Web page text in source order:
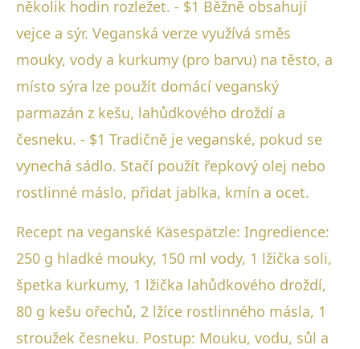
několik hodin rozležet. - $1 Běžně obsahují
vejce a sýr. Veganská verze využívá směs
mouky, vody a kurkumy (pro barvu) na těsto, a
místo sýra lze použít domácí veganský
parmazán z kešu, lahůdkového droždí a
česneku. - $1 Tradičně je veganské, pokud se
vynechá sádlo. Stačí použít řepkový olej nebo
rostlinné máslo, přidat jablka, kmín a ocet.
Recept na veganské Käsespätzle: Ingredience:
250 g hladké mouky, 150 ml vody, 1 lžička soli,
špetka kurkumy, 1 lžička lahůdkového droždí,
80 g kešu ořechů, 2 lžíce rostlinného másla, 1
stroužek česneku. Postup: Mouku, vodu, sůl a